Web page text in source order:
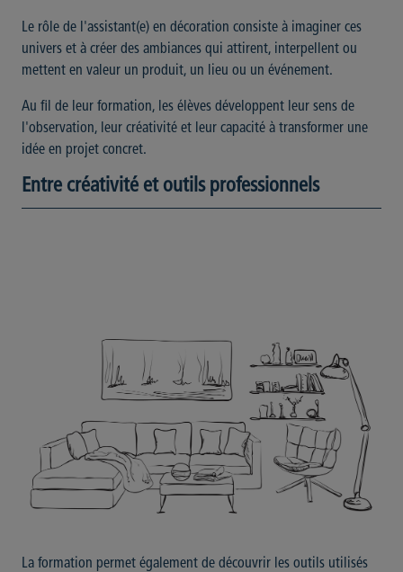
Le rôle de l'assistant(e) en décoration consiste à imaginer ces
univers et à créer des ambiances qui attirent, interpellent ou
mettent en valeur un produit, un lieu ou un événement.
Au fil de leur formation, les élèves développent leur sens de
l'observation, leur créativité et leur capacité à transformer une
idée en projet concret.
Entre créativité et outils professionnels
La formation permet également de découvrir les outils utilisés